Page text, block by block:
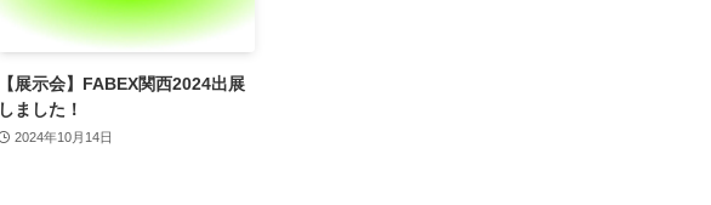
【展示会】FABEX関西2024出展
しました！
2024年10月14日